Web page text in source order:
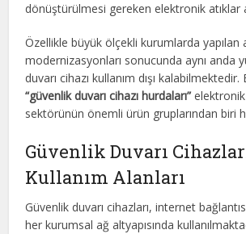
dönüştürülmesi gereken elektronik atıklar
Özellikle büyük ölçekli kurumlarda yapılan
modernizasyonları sonucunda aynı anda
duvarı cihazı kullanım dışı
“güvenlik duvarı cihazı hurdaları”
sektörünün önemli ürün gruplarından biri
Güvenlik Duvarı
Kullanım Alanları
Güvenlik duvarı cihazları, internet
her kurumsal ağ altyapısında